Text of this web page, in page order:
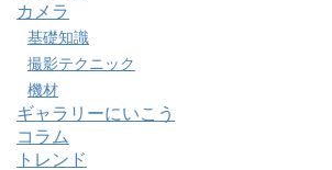
カメラ
基礎知識
撮影テクニック
機材
ギャラリーにいこう
コラム
トレンド